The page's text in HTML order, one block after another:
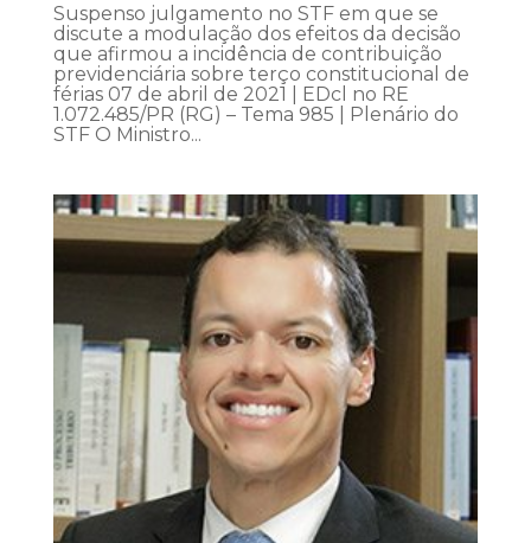
Suspenso julgamento no STF em que se
discute a modulação dos efeitos da decisão
que afirmou a incidência de contribuição
previdenciária sobre terço constitucional de
férias 07 de abril de 2021 | EDcl no RE
1.072.485/PR (RG) – Tema 985 | Plenário do
STF O Ministro...